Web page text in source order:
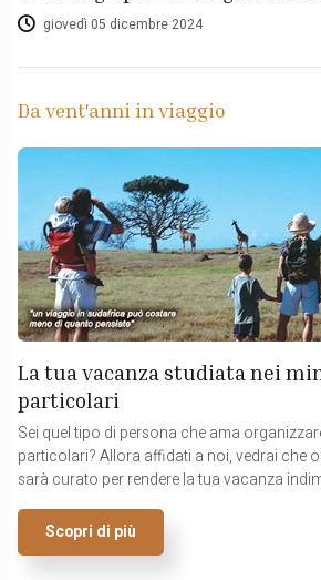
giovedì 05 dicembre 2024
Da vent'anni in viaggio
La tua vacanza studiata nei
particolari
Sei quel tipo di persona che ama
particolari? Allora affidati a noi, vedrai che
sarà curato per rendere la tua vacanza
Scopri di più